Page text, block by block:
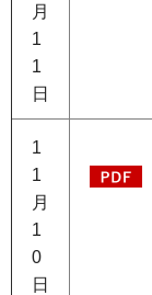
月
1
1
日
1
1
月
1
0
日